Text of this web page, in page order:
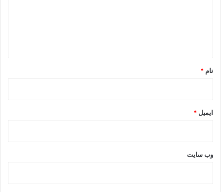
نام *
ایمیل *
وب‌ سایت